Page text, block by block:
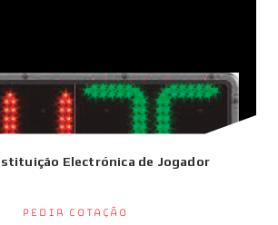
Pedir Cotação
Electrónica de Jogador
Pedir Cotação